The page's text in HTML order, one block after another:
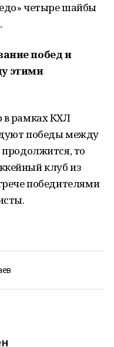
четыре шайбы
побед и
этими
в рамках КХЛ
победы между
продолжится, то
клуб из
победителями